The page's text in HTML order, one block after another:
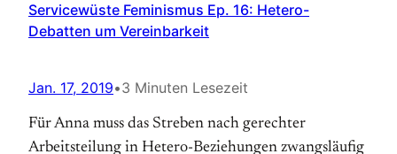
Servicewüste Feminismus Ep. 16: Hetero-
Debatten um Vereinbarkeit
Jan. 17, 2019•3 Minuten Lesezeit
Für Anna muss das Streben nach gerechter
Arbeitsteilung in Hetero-Beziehungen zwangsläufig